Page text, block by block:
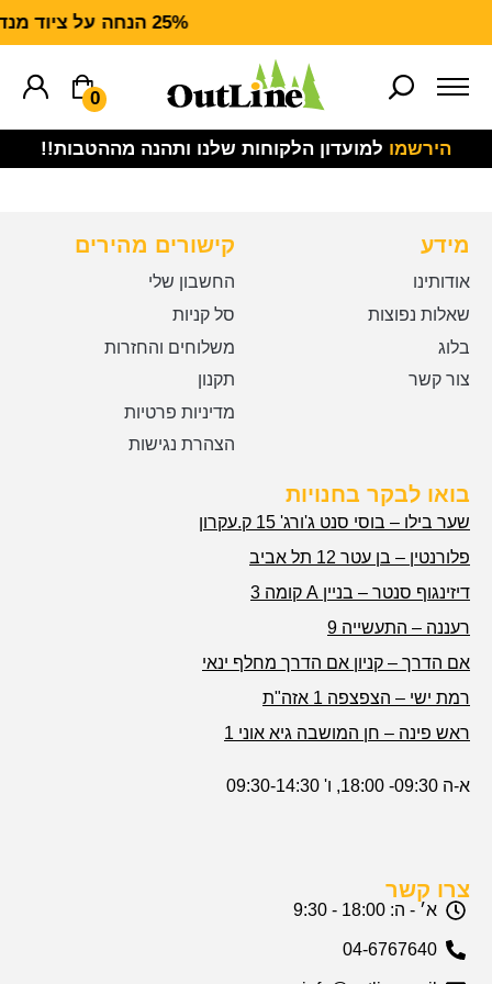
25% הנחה על ציוד מנדף CARHARTT FORCE
0
הירשמו למועדון הלקוחות שלנו ותהנה מההטבות!!
מידע
אודותינו
שאלות נפוצות
בלוג
צור קשר
קישורים מהירים
החשבון שלי
סל קניות
משלוחים והחזרות
תקנון
מדיניות פרטיות
הצהרת נגישות
בואו לבקר בחנויות
שער בילו – בוסי סנט ג'ורג' 15 ק.עקרון
פלורנטין – בן עטר 12 תל אביב
דיזינגוף סנטר – בניין A קומה 3
רעננה – התעשייה 9
אם הדרך – קניון אם הדרך מחלף ינאי
רמת ישי – הצפצפה 1 אזה"ת
ראש פינה – חן המושבה גיא אוני 1
א-ה 09:30- 18:00, ו' 09:30-14:30
צרו קשר
א׳ - ה: 18:00 - 9:30
04-6767640